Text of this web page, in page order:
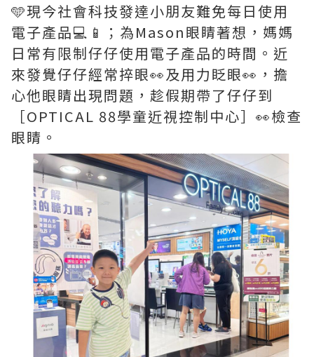
🩵現今社會科技發達小朋友難免每日使用
電子產品💻📱；為Mason眼睛著想，媽媽
日常有限制仔仔使用電子產品的時間。近
來發覺仔仔經常捽眼👀及用力眨眼👀，擔
心他眼睛出現問題，趁假期帶了仔仔到
［OPTICAL 88學童近視控制中心］👀檢查
眼睛。